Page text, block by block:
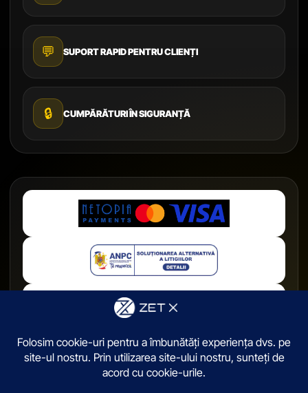
💬 SUPORT RAPID PENTRU CLIENȚI
🔒 CUMPĂRĂTURI ÎN SIGURANȚĂ